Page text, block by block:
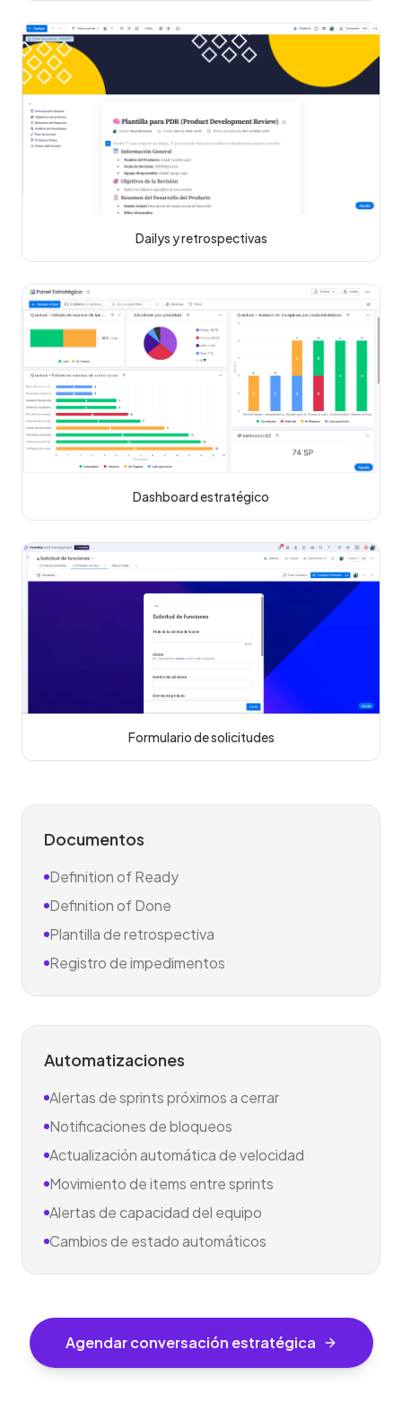
Dailys y retrospectivas
Dashboard estratégico
Formulario de solicitudes
Documentos
Definition of Ready
Definition of Done
Plantilla de retrospectiva
Registro de impedimentos
Automatizaciones
Alertas de sprints próximos a cerrar
Notificaciones de bloqueos
Actualización automática de velocidad
Movimiento de items entre sprints
Alertas de capacidad del equipo
Cambios de estado automáticos
Agendar conversación estratégica